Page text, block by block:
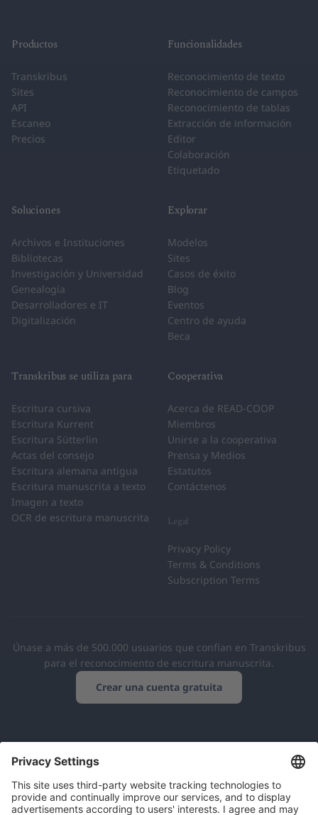
Productos
Transkribus
Sites
API
Escaneo
Precios
Funcionalidades
Reconocimiento de texto
Reconocimiento de campos
Reconocimiento de tablas
Extracción de información
Editor
Colaboración
Etiquetado
Soluciones
Archivos e Instituciones
Bibliotecas
Investigación y Universidad
Genealogía
Desarrolladores e IT
Digitalización
Explorar
Modelos
Sites
Casos de éxito
Blog
Eventos
Centro de ayuda
Beca
Transkribus se utiliza para
Escritura cursiva
Escritura Kurrent
Escritura Sütterlin
Actas del consejo
Escritura alemana antigua
Escritura manuscrita a texto
Imagen a texto
OCR de escritura manuscrita
Cooperativa
Acerca de READ-COOP
Miembros
Unirse a la cooperativa
Prensa y Medios
Estatutos
Contáctenos
Legal
Privacy Policy
Terms & Conditions
Subscription Terms
Únase a más de 500.000 usuarios que confían en Transkribus
para el reconocimiento de escritura manuscrita.
Crear una cuenta gratuita
Cooperativa europea
Más de 500.000 usuarios